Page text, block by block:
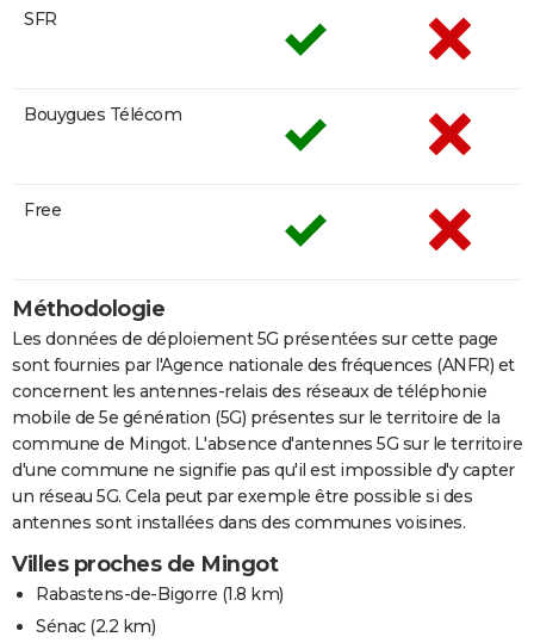
SFR
Bouygues Télécom
Free
Méthodologie
Les données de déploiement 5G présentées sur cette page
sont fournies par l'Agence nationale des fréquences (ANFR) et
concernent les antennes-relais des réseaux de téléphonie
mobile de 5e génération (5G) présentes sur le territoire de la
commune de Mingot. L'absence d'antennes 5G sur le territoire
d'une commune ne signifie pas qu'il est impossible d'y capter
un réseau 5G. Cela peut par exemple être possible si des
antennes sont installées dans des communes voisines.
Villes proches de Mingot
Rabastens-de-Bigorre (1.8 km)
Sénac(2.2 km)